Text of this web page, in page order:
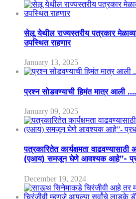
सेलू येथील राज्यस्तरीय पत्रकार
उपस्थित राहणार
January 13, 2025
प्रश्न सोडवण्याची हिमंत मात्र आली
January 09, 2025
पत्रकारितेत कार्यक्षमता
(एआय) समजून घेणे आवश्यक आहे”-
December 19, 2024